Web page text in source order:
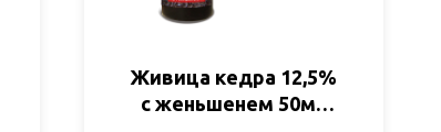
Живица кедра 12,5%
с женьшенем 50мл